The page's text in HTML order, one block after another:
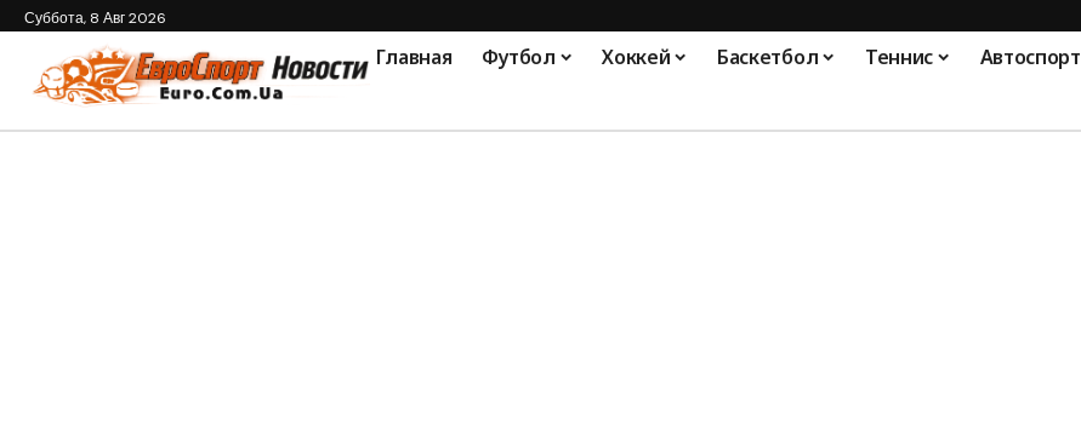
Суббота, 8 Авг 2026
Главная Футбол Хоккей Баскетбол Теннис Автоспорт